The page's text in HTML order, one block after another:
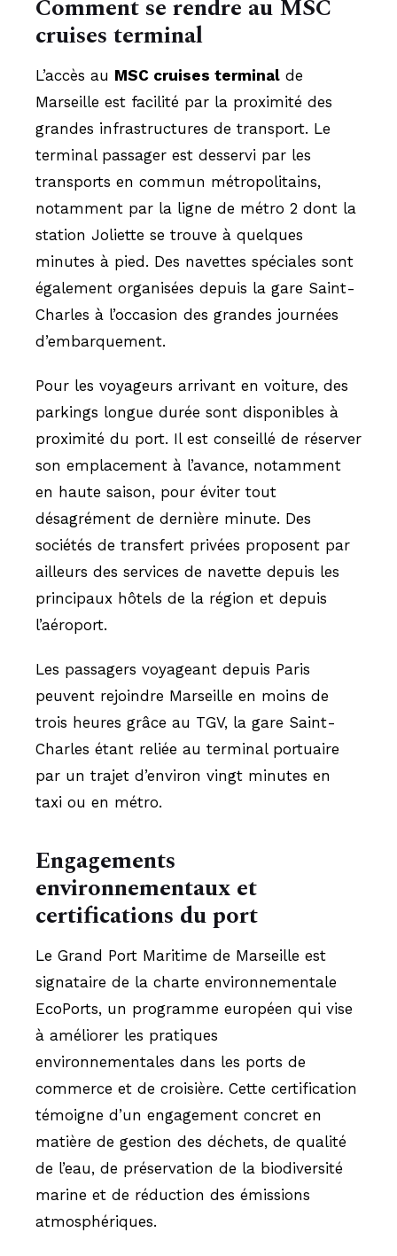
Comment se rendre au MSC
cruises terminal
L’accès au MSC cruises terminal de
Marseille est facilité par la proximité des
grandes infrastructures de transport. Le
terminal passager est desservi par les
transports en commun métropolitains,
notamment par la ligne de métro 2 dont la
station Joliette se trouve à quelques
minutes à pied. Des navettes spéciales sont
également organisées depuis la gare Saint-
Charles à l’occasion des grandes journées
d’embarquement.
Pour les voyageurs arrivant en voiture, des
parkings longue durée sont disponibles à
proximité du port. Il est conseillé de réserver
son emplacement à l’avance, notamment
en haute saison, pour éviter tout
désagrément de dernière minute. Des
sociétés de transfert privées proposent par
ailleurs des services de navette depuis les
principaux hôtels de la région et depuis
l’aéroport.
Les passagers voyageant depuis Paris
peuvent rejoindre Marseille en moins de
trois heures grâce au TGV, la gare Saint-
Charles étant reliée au terminal portuaire
par un trajet d’environ vingt minutes en
taxi ou en métro.
Engagements
environnementaux et
certifications du port
Le Grand Port Maritime de Marseille est
signataire de la charte environnementale
EcoPorts, un programme européen qui vise
à améliorer les pratiques
environnementales dans les ports de
commerce et de croisière. Cette certification
témoigne d’un engagement concret en
matière de gestion des déchets, de qualité
de l’eau, de préservation de la biodiversité
marine et de réduction des émissions
atmosphériques.